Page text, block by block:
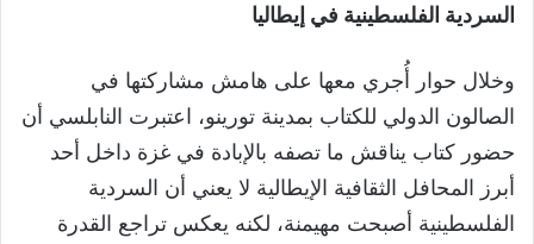
السردية الفلسطينية في إيطاليا
وخلال حوار أُجري معها على هامش مشاركتها في
الصالون الدولي للكتاب بمدينة تورينو، اعتبرت النابلسي أن
حضور كتاب يناقش ما تصفه بالإبادة في غزة داخل أحد
أبرز المحافل الثقافية الإيطالية لا يعني أن السردية
الفلسطينية أصبحت مهيمنة، لكنه يعكس تراجع القدرة